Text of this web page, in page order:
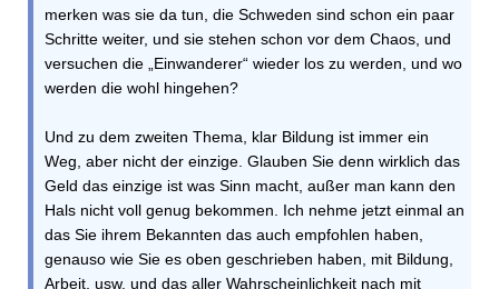
merken was sie da tun, die Schweden sind schon ein paar
Schritte weiter, und sie stehen schon vor dem Chaos, und
versuchen die „Einwanderer“ wieder los zu werden, und wo
werden die wohl hingehen?
Und zu dem zweiten Thema, klar Bildung ist immer ein
Weg, aber nicht der einzige. Glauben Sie denn wirklich das
Geld das einzige ist was Sinn macht, außer man kann den
Hals nicht voll genug bekommen. Ich nehme jetzt einmal an
das Sie ihrem Bekannten das auch empfohlen haben,
genauso wie Sie es oben geschrieben haben, mit Bildung,
Arbeit, usw. und das aller Wahrscheinlichkeit nach mit